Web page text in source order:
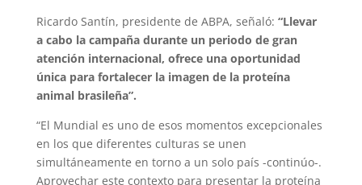
Ricardo Santín, presidente de ABPA, señaló: “Llevar
a cabo la campaña durante un periodo de gran
atención internacional, ofrece una oportunidad
única para fortalecer la imagen de la proteína
animal brasileña”.
“El Mundial es uno de esos momentos excepcionales
en los que diferentes culturas se unen
simultáneamente en torno a un solo país -continúo-.
Aprovechar este contexto para presentar la proteína